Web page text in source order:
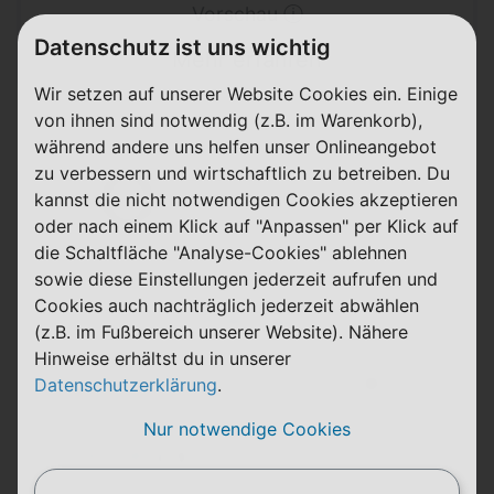
Vorschau ⓘ
Mehr erfahren
Prepaid L
Details
Für 12 Wochen: 100 GB Daten
20,00 € Bonus
28 Tage
Datenschutz ist uns wichtig
Wir setzen auf unserer Website Cookies ein. Einige
von ihnen sind notwendig (z.B. im Warenkorb),
während andere uns helfen unser Onlineangebot
zu verbessern und wirtschaftlich zu betreiben. Du
kannst die nicht notwendigen Cookies akzeptieren
oder nach einem Klick auf "Anpassen" per Klick auf
die Schaltfläche "Analyse-Cookies" ablehnen
sowie diese Einstellungen jederzeit aufrufen und
Cookies auch nachträglich jederzeit abwählen
(z.B. im Fußbereich unserer Website). Nähere
Hinweise erhältst du in unserer
Datenschutzerklärung.
Nur notwendige Cookies